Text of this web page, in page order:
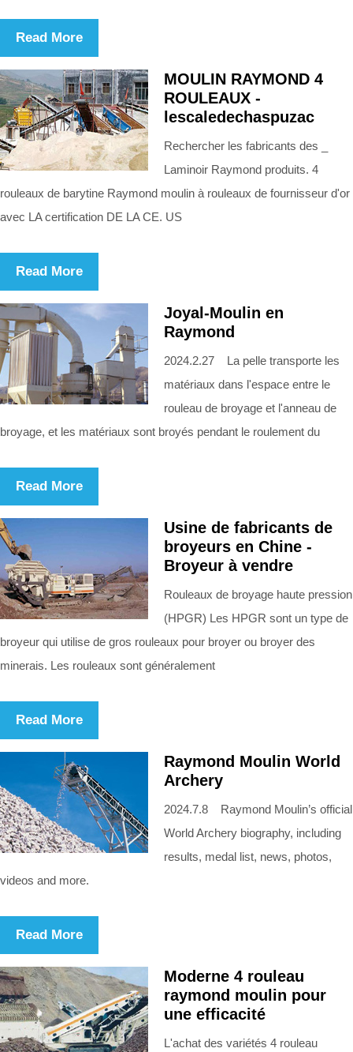
Read More
MOULIN RAYMOND 4
ROULEAUX -
lescaledechaspuzac
Rechercher les fabricants des _
Laminoir Raymond produits. 4
rouleaux de barytine Raymond moulin à rouleaux de fournisseur d'or
avec LA certification DE LA CE. US
Read More
Joyal-Moulin en
Raymond
2024.2.27 La pelle transporte les
matériaux dans l'espace entre le
rouleau de broyage et l'anneau de
broyage, et les matériaux sont broyés pendant le roulement du
Read More
Usine de fabricants de
broyeurs en Chine -
Broyeur à vendre
Rouleaux de broyage haute pression
(HPGR) Les HPGR sont un type de
broyeur qui utilise de gros rouleaux pour broyer ou broyer des
minerais. Les rouleaux sont généralement
Read More
Raymond Moulin World
Archery
2024.7.8 Raymond Moulin’s official
World Archery biography, including
results, medal list, news, photos,
videos and more.
Read More
Moderne 4 rouleau
raymond moulin pour
une efficacité
L'achat des variétés 4 rouleau